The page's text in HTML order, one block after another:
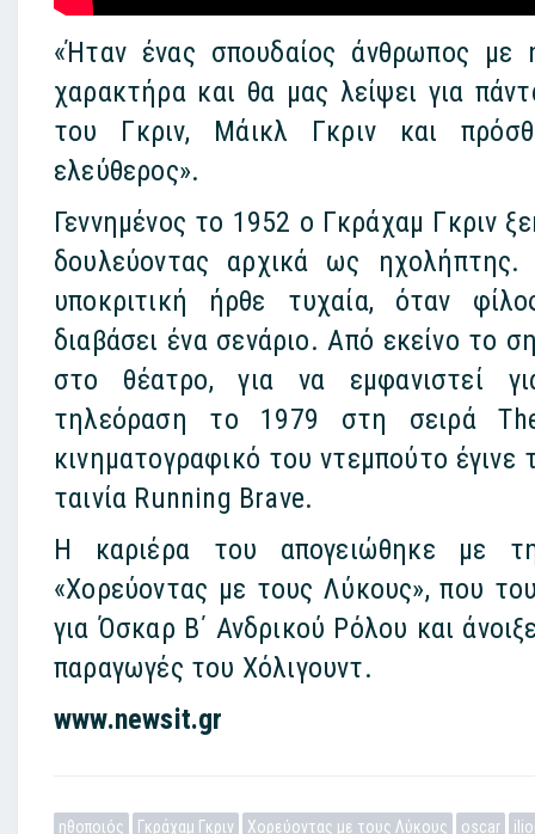
«Ήταν ένας σπουδαίος άνθρωπος με
χαρακτήρα και θα μας λείψει για
του Γκριν, Μάικλ Γκριν και
ελεύθερος».
Γεννημένος το 1952 ο Γκράχαμ Γκριν
δουλεύοντας αρχικά ως
υποκριτική ήρθε τυχαία, όταν
διαβάσει ένα σενάριο. Από εκείνο το
στο θέατρο, για να εμφανιστεί
τηλεόραση το 1979 στη σειρά
κινηματογραφικό του ντεμπούτο
ταινία Running Brave.
Η καριέρα του απογειώθηκε με
«Χορεύοντας με τους Λύκους», που
για Όσκαρ Β΄ Ανδρικού Ρόλου και
παραγωγές του Χόλιγουντ.
www.newsit.gr
ηθοποιός Γκράχαμ Γκριν Χορεύοντας με τους Λύκους oscar